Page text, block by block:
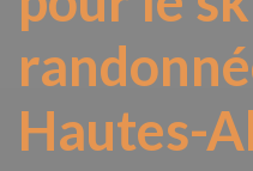
Hautes-